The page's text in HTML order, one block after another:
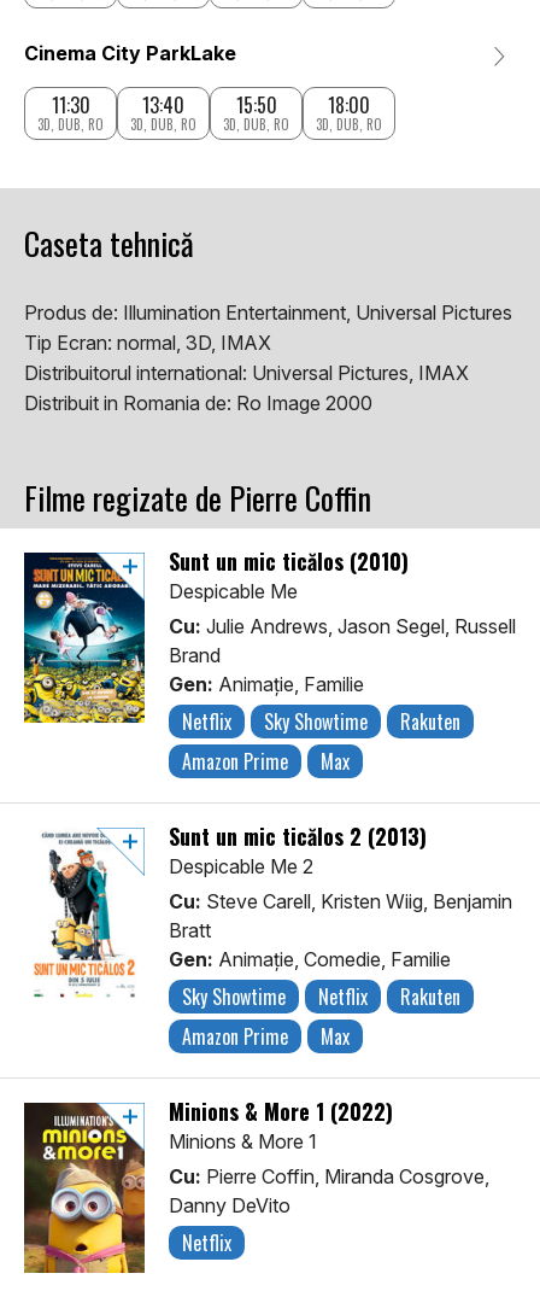
Cinema City ParkLake
11:30
3D, DUB, RO
13:40
3D, DUB, RO
15:50
3D, DUB, RO
18:00
3D, DUB, RO
Caseta tehnică
Produs de: Illumination Entertainment, Universal Pictures
Tip Ecran: normal, 3D, IMAX
Distribuitorul international: Universal Pictures, IMAX
Distribuit in Romania de: Ro Image 2000
Filme regizate de Pierre Coffin
Sunt un mic ticălos (2010)
Despicable Me
Cu: Julie Andrews, Jason Segel, Russell
Brand
Gen: Animaţie, Familie
Netflix Sky Showtime
Rakuten
Amazon Prime
Max
Sunt un mic ticălos 2 (2013)
Despicable Me 2
Cu: Steve Carell, Kristen Wiig, Benjamin
Bratt
Gen: Animaţie, Comedie, Familie
Sky Showtime Netflix
Rakuten
Amazon Prime
Max
Minions & More 1 (2022)
Minions & More 1
Cu: Pierre Coffin, Miranda Cosgrove,
Danny DeVito
Netflix